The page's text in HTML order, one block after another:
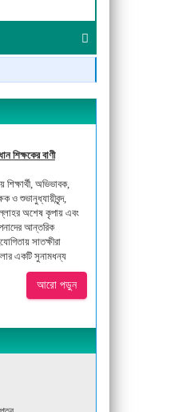
শিক্ষকের বাণী
শিক্ষার্থী, অভিভাবক,
ও শুভানুধ্যায়ীবৃন্দ,
অশেষ কৃপায় এবং
আন্তরিক
সাতক্ষীরা
একটি সুনামধন্য
আরো পড়ুন